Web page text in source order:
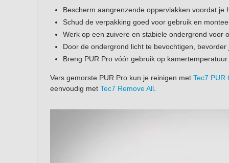
Bescherm aangrenzende oppervlakken voordat je
Schud de verpakking goed voor gebruik en
Werk op een zuivere en stabiele ondergrond voor
Door de ondergrond licht te bevochtigen,
Breng PUR Pro vóór gebruik op kamertemperatuur.
Vers gemorste PUR Pro kun je reinigen met Tec7 PUR
eenvoudig met Tec7 Remove All